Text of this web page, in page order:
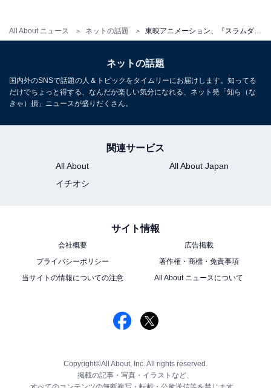
All About ニュース ネットの話題
ネットの話題
国内外のSNSで話題の人＆トピックをタイムリーにお届けします。知ってる
だけでちょっと得する、なんだか楽しい気分になれる、ネット発「知ら（な
きゃ）損」ニュースが盛りだくさん。
関連サービス
All About
All About Japan
イチオシ
サイト情報
会社概要
広告掲載
プライバシーポリシー
著作権・商標・免責事項
当サイトの情報についての注意
All About ニュースについて
Copyright©All About, Inc. All rights reserved.
掲載の記事・写真・イラストなど、